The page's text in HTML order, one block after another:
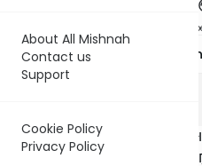
About All Mishnah
Contact us
Support
Cookie Policy
Privacy Policy
Rabbi Zecharia
וּנְדָבוֹת וּבְמַעְשַׂר בְּהֵמָה, וְהַכֹּהֲנִים
וְשׁוֹק, אֲבָל לֹא בְעוֹפוֹת וְלֹא